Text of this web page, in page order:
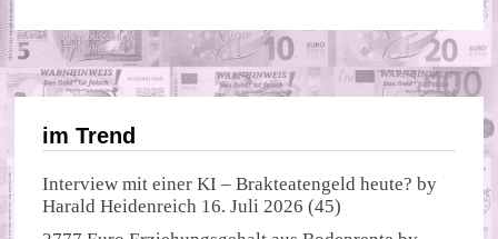
im Trend
Interview mit einer KI – Brakteatengeld heute? by
Harald Heidenreich 16. Juli 2026 (45)